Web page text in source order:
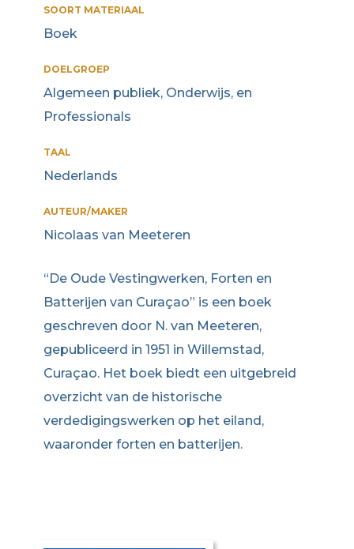
SOORT MATERIAAL
Boek
DOELGROEP
Algemeen publiek, Onderwijs, en
Professionals
TAAL
Nederlands
AUTEUR/MAKER
Nicolaas van Meeteren
“De Oude Vestingwerken, Forten en
Batterijen van Curaçao” is een boek
geschreven door N. van Meeteren,
gepubliceerd in 1951 in Willemstad,
Curaçao. Het boek biedt een uitgebreid
overzicht van de historische
verdedigingswerken op het eiland,
waaronder forten en batterijen.